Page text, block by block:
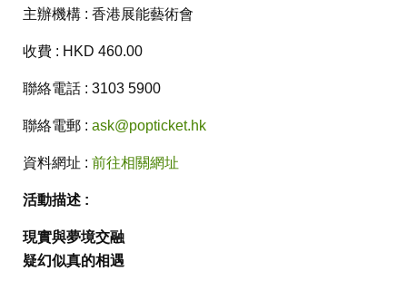
主辦機構 : 香港展能藝術會
收費 : HKD 460.00
聯絡電話 : 3103 5900
聯絡電郵 : ask@popticket.hk
資料網址 : 前往相關網址
活動描述 :
現實與夢境交融
疑幻似真的相遇